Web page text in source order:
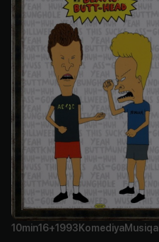
10min16+1993 KomediyaMusiqa